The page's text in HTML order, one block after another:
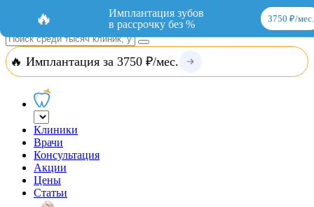
Добавить организациюВход
🔥 Имплантация за 3750 ₽/мес.
Клиники
Врачи
Консультация
Акции
Цены
Статьи
🔥
Имплантация зубов
в рассрочку без %
3750 ₽/мес.